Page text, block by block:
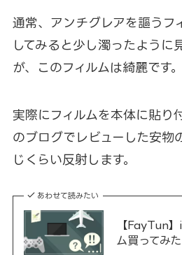
通常、アンチグレアを謳うフ
してみると少し濁ったように
が、このフィルムは綺麗です。
実際にフィルムを本体に貼り
のブログでレビューした安物
じくらい反射します。
あわせて読みたい
【FayTun
ム買ってみた